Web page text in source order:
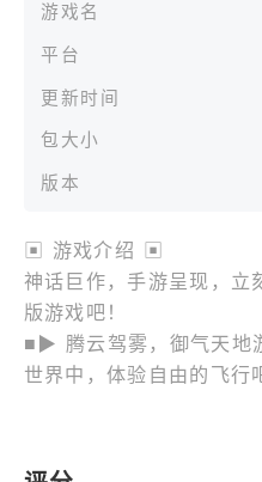
游戏名
平台
更新时间
包大小
版本
▣ 游戏介绍 ▣​
神话巨作，手游呈现，立
版游戏吧！​
■▶ 腾云驾雾，御气天地
世界中，体验自由的飞行
区域的移动能力 “神通”
■▶ 犹如传说般精彩的 “